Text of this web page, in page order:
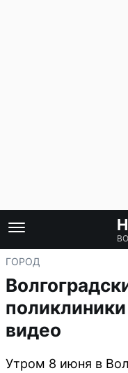
ГОРОД
видео
Утром 8 июня в